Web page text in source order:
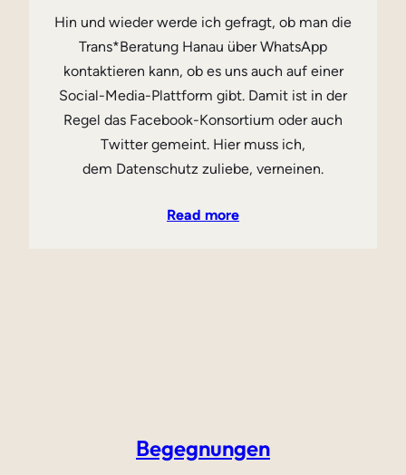
Hin und wieder werde ich gefragt, ob man die
Trans*Beratung Hanau über WhatsApp
kontaktieren kann, ob es uns auch auf einer
Social-Media-Plattform gibt. Damit ist in der
Regel das Facebook-Konsortium oder auch
Twitter gemeint. Hier muss ich,
dem Datenschutz zuliebe, verneinen.
Read more
Begegnungen